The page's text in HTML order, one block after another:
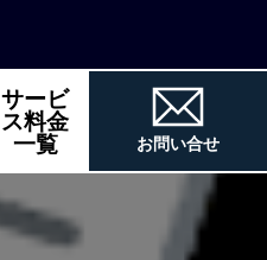
サービ
ス料金
一覧
お問い合せ